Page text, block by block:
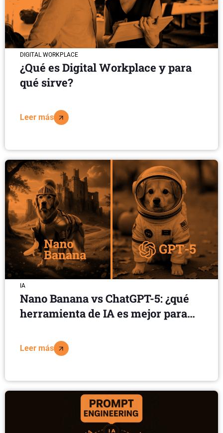
DIGITAL WORKPLACE
¿Qué es Digital Workplace y para
qué sirve?
Leer más
IA
Nano Banana vs ChatGPT-5: ¿qué
herramienta de IA es mejor para
Leer más